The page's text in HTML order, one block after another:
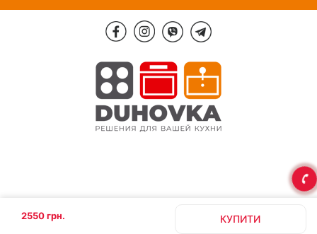
2550 грн. КУПИТИ